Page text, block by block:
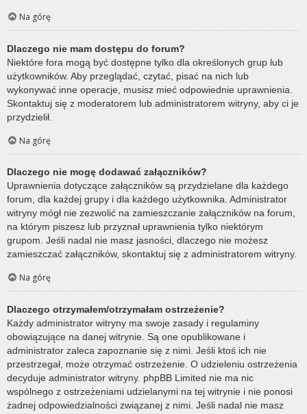
Na górę
Dlaczego nie mam dostępu do forum?
Niektóre fora mogą być dostępne tylko dla określonych grup lub
użytkowników. Aby przeglądać, czytać, pisać na nich lub
wykonywać inne operacje, musisz mieć odpowiednie uprawnienia.
Skontaktuj się z moderatorem lub administratorem witryny, aby ci je
przydzielił.
Na górę
Dlaczego nie mogę dodawać załączników?
Uprawnienia dotyczące załączników są przydzielane dla każdego
forum, dla każdej grupy i dla każdego użytkownika. Administrator
witryny mógł nie zezwolić na zamieszczanie załączników na forum,
na którym piszesz lub przyznał uprawnienia tylko niektórym
grupom. Jeśli nadal nie masz jasności, dlaczego nie możesz
zamieszczać załączników, skontaktuj się z administratorem witryny.
Na górę
Dlaczego otrzymałem/otrzymałam ostrzeżenie?
Każdy administrator witryny ma swoje zasady i regulaminy
obowiązujące na danej witrynie. Są one opublikowane i
administrator zaleca zapoznanie się z nimi. Jeśli ktoś ich nie
przestrzegał, może otrzymać ostrzeżenie. O udzieleniu ostrzeżenia
decyduje administrator witryny. phpBB Limited nie ma nic
wspólnego z ostrzeżeniami udzielanymi na tej witrynie i nie ponosi
żadnej odpowiedzialności związanej z nimi. Jeśli nadal nie masz